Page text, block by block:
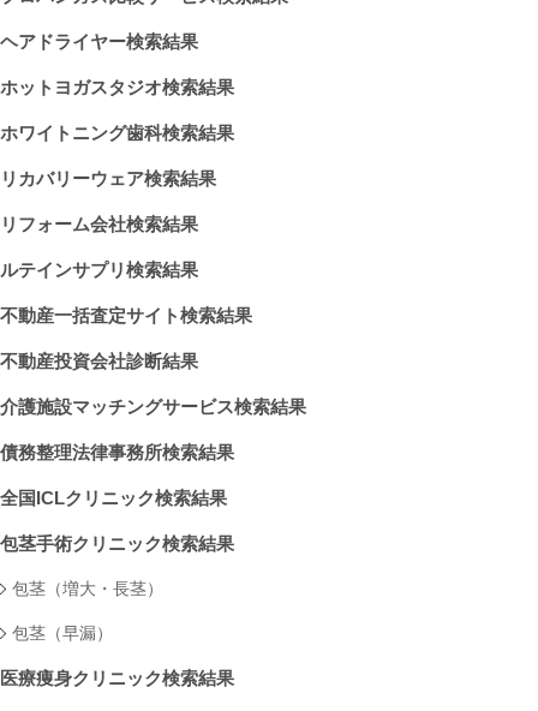
ヘアドライヤー検索結果
ホットヨガスタジオ検索結果
ホワイトニング歯科検索結果
リカバリーウェア検索結果
リフォーム会社検索結果
ルテインサプリ検索結果
不動産一括査定サイト検索結果
不動産投資会社診断結果
介護施設マッチングサービス検索結果
債務整理法律事務所検索結果
全国ICLクリニック検索結果
包茎手術クリニック検索結果
包茎（増大・長茎）
包茎（早漏）
医療痩身クリニック検索結果